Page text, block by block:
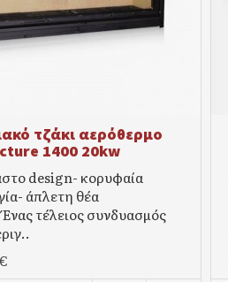
τζάκι αερόθερμο
1400 20kw
design- κορυφαία
άπλετη θέα
τέλειος συνδυασμός